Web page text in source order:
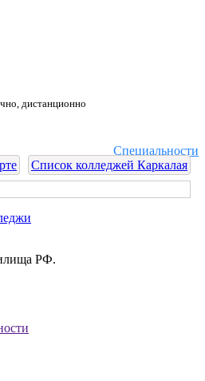
дистанционно
Специальности
Список колледжей Каркалая
РФ.